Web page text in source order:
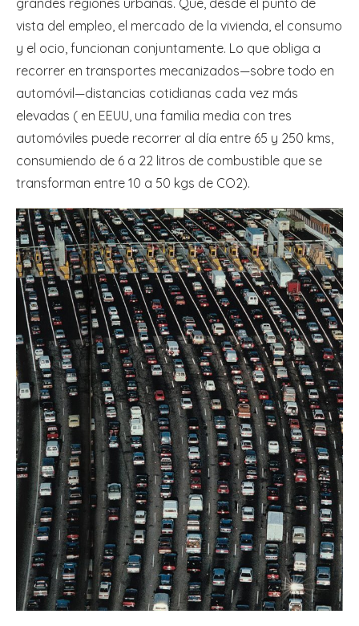
grandes regiones urbanas. Que, desde el punto de
vista del empleo, el mercado de la vivienda, el consumo
y el ocio, funcionan conjuntamente. Lo que obliga a
recorrer en transportes mecanizados—sobre todo en
automóvil—distancias cotidianas cada vez más
elevadas ( en EEUU, una familia media con tres
automóviles puede recorrer al día entre 65 y 250 kms,
consumiendo de 6 a 22 litros de combustible que se
transforman entre 10 a 50 kgs de CO2).